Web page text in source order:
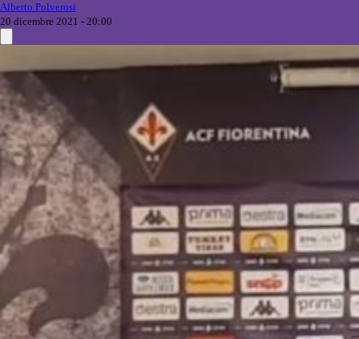
Alberto Polverosi
20 dicembre 2021 - 20:00